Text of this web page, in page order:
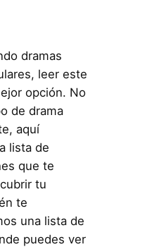
dramas
leer este
opción. No
de drama
aquí
lista de
que te
tu
te
una lista de
puedes ver